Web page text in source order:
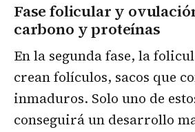
Fase folicular y
carbono y proteínas
En la segunda fase, la
crean folículos, sacos que
inmaduros. Solo uno de
conseguirá un desarrollo